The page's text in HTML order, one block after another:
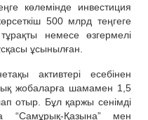
көлемінде инвестиция
500 млрд теңгеге
немесе өзгермелі
ұсынылған.
активтері есебінен
жобаларға шамамен 1,5
отыр. Бұл қаржы сенімді
“Самұрық-Қазына” мен